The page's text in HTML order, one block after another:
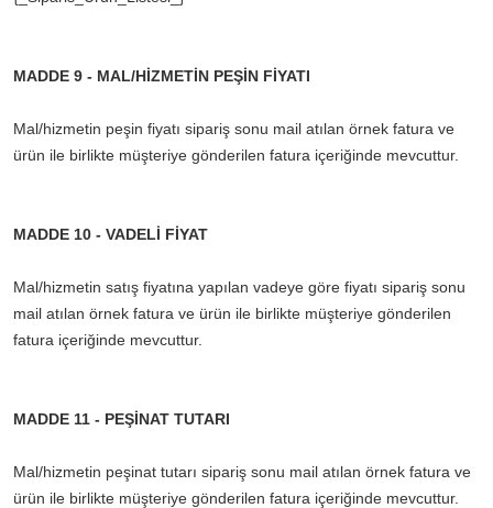
MADDE 9 - MAL/HİZMETİN PEŞİN FİYATI
Mal/hizmetin peşin fiyatı sipariş sonu mail atılan örnek fatura ve
ürün ile birlikte müşteriye gönderilen fatura içeriğinde mevcuttur.
MADDE 10 - VADELİ FİYAT
Mal/hizmetin satış fiyatına yapılan vadeye göre fiyatı sipariş sonu
mail atılan örnek fatura ve ürün ile birlikte müşteriye gönderilen
fatura içeriğinde mevcuttur.
MADDE 11 - PEŞİNAT TUTARI
Mal/hizmetin peşinat tutarı sipariş sonu mail atılan örnek fatura ve
ürün ile birlikte müşteriye gönderilen fatura içeriğinde mevcuttur.